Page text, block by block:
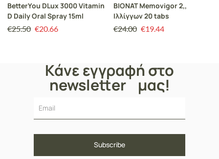
BetterYou DLux 3000 Vitamin
D Daily Oral Spray 15ml
€25.50 €20.66
ΒΙΟΝΑΤ Memovigor 2,,
Ιλλίγγων 20 tabs
€24.00 €19.44
Κάνε εγγραφή στο
newsletter μας!